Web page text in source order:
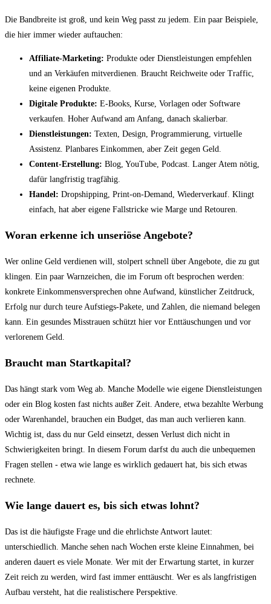
Die Bandbreite ist groß, und kein Weg passt zu jedem. Ein paar Beispiele,
die hier immer wieder auftauchen:
Affiliate-Marketing: Produkte oder Dienstleistungen empfehlen
und an Verkäufen mitverdienen. Braucht Reichweite oder Traffic,
keine eigenen Produkte.
Digitale Produkte: E-Books, Kurse, Vorlagen oder Software
verkaufen. Hoher Aufwand am Anfang, danach skalierbar.
Dienstleistungen: Texten, Design, Programmierung, virtuelle
Assistenz. Planbares Einkommen, aber Zeit gegen Geld.
Content-Erstellung: Blog, YouTube, Podcast. Langer Atem nötig,
dafür langfristig tragfähig.
Handel: Dropshipping, Print-on-Demand, Wiederverkauf. Klingt
einfach, hat aber eigene Fallstricke wie Marge und Retouren.
Woran erkenne ich unseriöse Angebote?
Wer online Geld verdienen will, stolpert schnell über Angebote, die zu gut
klingen. Ein paar Warnzeichen, die im Forum oft besprochen werden:
konkrete Einkommensversprechen ohne Aufwand, künstlicher Zeitdruck,
Erfolg nur durch teure Aufstiegs-Pakete, und Zahlen, die niemand belegen
kann. Ein gesundes Misstrauen schützt hier vor Enttäuschungen und vor
verlorenem Geld.
Braucht man Startkapital?
Das hängt stark vom Weg ab. Manche Modelle wie eigene Dienstleistungen
oder ein Blog kosten fast nichts außer Zeit. Andere, etwa bezahlte Werbung
oder Warenhandel, brauchen ein Budget, das man auch verlieren kann.
Wichtig ist, dass du nur Geld einsetzt, dessen Verlust dich nicht in
Schwierigkeiten bringt. In diesem Forum darfst du auch die unbequemen
Fragen stellen - etwa wie lange es wirklich gedauert hat, bis sich etwas
rechnete.
Wie lange dauert es, bis sich etwas lohnt?
Das ist die häufigste Frage und die ehrlichste Antwort lautet:
unterschiedlich. Manche sehen nach Wochen erste kleine Einnahmen, bei
anderen dauert es viele Monate. Wer mit der Erwartung startet, in kurzer
Zeit reich zu werden, wird fast immer enttäuscht. Wer es als langfristigen
Aufbau versteht, hat die realistischere Perspektive.